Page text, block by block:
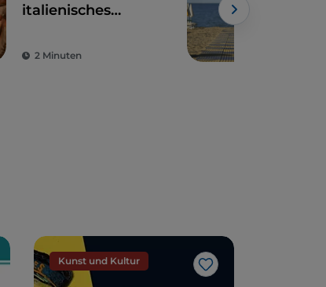
italienisches
2 Minuten
Kunst und Kultur
Like